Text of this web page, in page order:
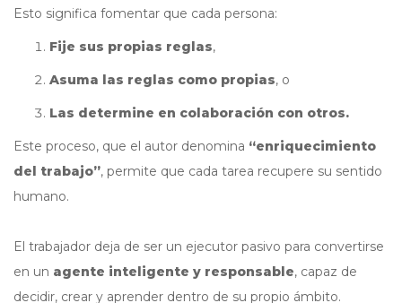
Esto significa fomentar que cada persona:
Fije sus propias reglas,
Asuma las reglas como propias, o
Las determine en colaboración con otros.
Este proceso, que el autor denomina “enriquecimiento
del trabajo”, permite que cada tarea recupere su sentido
humano.
El trabajador deja de ser un ejecutor pasivo para convertirse
en un agente inteligente y responsable, capaz de
decidir, crear y aprender dentro de su propio ámbito.